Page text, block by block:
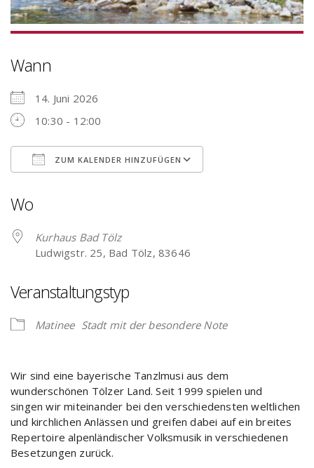
Wann
14. Juni 2026
10:30 - 12:00
ZUM KALENDER HINZUFÜGEN
Wo
Kurhaus Bad Tölz
Ludwigstr. 25, Bad Tölz, 83646
Veranstaltungstyp
Matinee Stadt mit der besondere Note
Wir sind eine bayerische Tanzlmusi aus dem
wunderschönen Tölzer Land. Seit 1999 spielen und
singen wir miteinander bei den verschiedensten weltlichen
und kirchlichen Anlässen und greifen dabei auf ein breites
Repertoire alpenländischer Volksmusik in verschiedenen
Besetzungen zurück.